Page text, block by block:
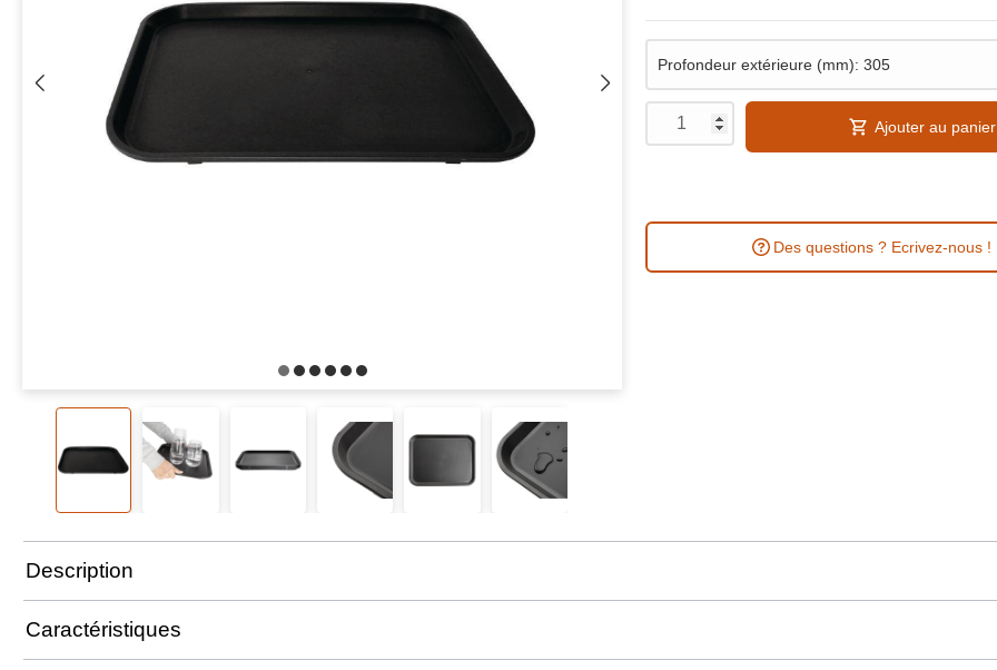
Ajouter au panier
Des questions ? Ecrivez-nous !
Description
Caractéristiques